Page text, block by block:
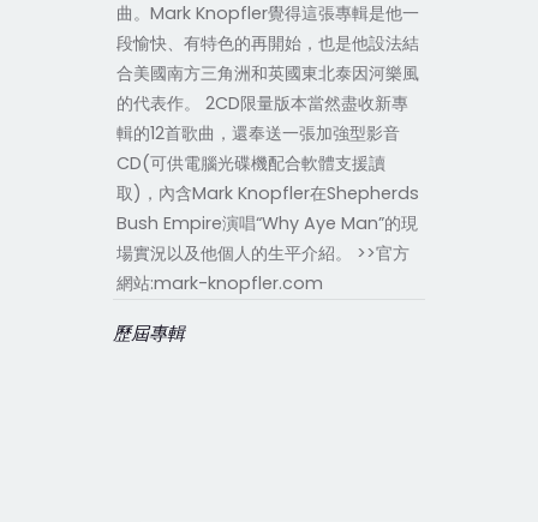
曲。Mark Knopfler覺得這張專輯是他一
段愉快、有特色的再開始，也是他設法結
合美國南方三角洲和英國東北泰因河樂風
的代表作。 2CD限量版本當然盡收新專
輯的12首歌曲，還奉送一張加強型影音
CD(可供電腦光碟機配合軟體支援讀
取)，內含Mark Knopfler在Shepherds
Bush Empire演唱“Why Aye Man”的現
場實況以及他個人的生平介紹。 >>官方
網站:mark-knopfler.com
歷屆專輯